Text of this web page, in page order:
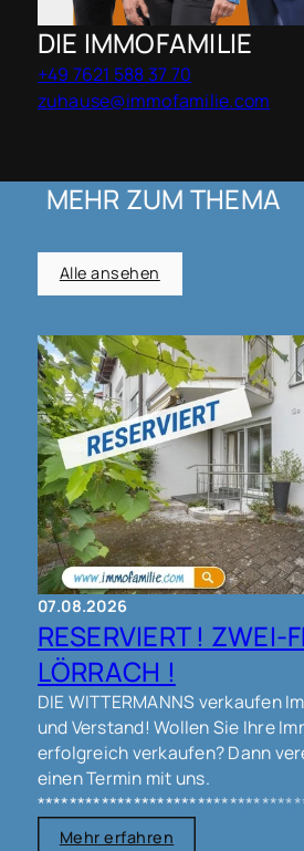
DIE IMMOFAMILIE
+49 7621 588 37 70
zuhause@immofamilie.com
MEHR ZUM THEMA
Alle ansehen
07.08.2026
RESERVIERT ! ZWEI-
LÖRRACH !
DIE WITTERMANNS verkaufen
und Verstand! Wollen Sie Ihre
erfolgreich verkaufen? Dann
einen Termin mit uns.
Mehr erfahren